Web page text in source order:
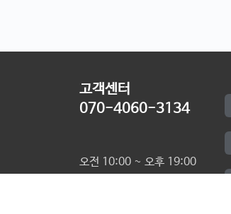
고객센터
070-4060-3134
오전 10:00 ~ 오후 19:00